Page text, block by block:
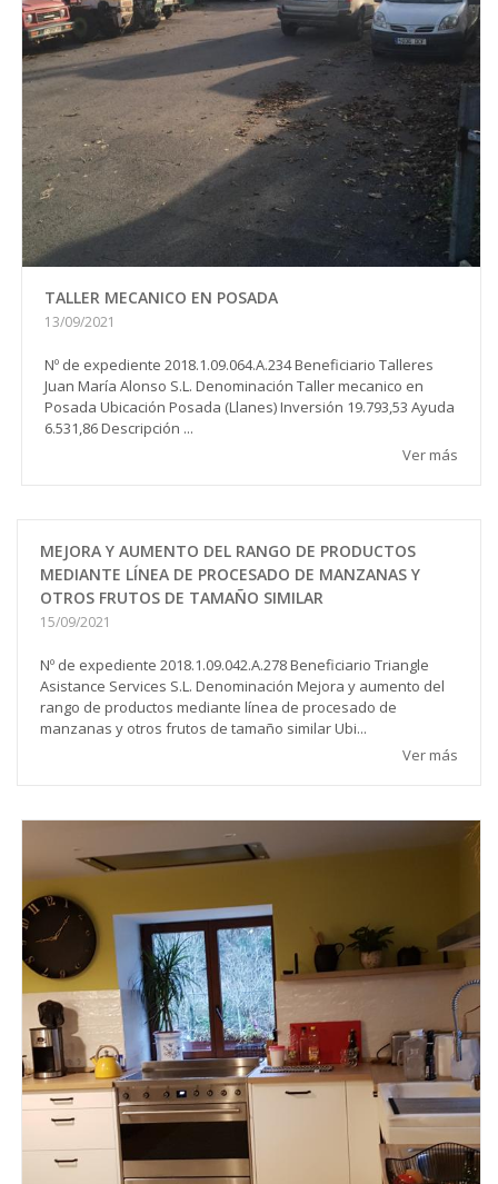
TALLER MECANICO EN POSADA
13/09/2021
Nº de expediente 2018.1.09.064.A.234 Beneficiario Talleres
Juan María Alonso S.L. Denominación Taller mecanico en
Posada Ubicación Posada (Llanes) Inversión 19.793,53 Ayuda
6.531,86 Descripción ...
Ver más
MEJORA Y AUMENTO DEL RANGO DE PRODUCTOS
MEDIANTE LÍNEA DE PROCESADO DE MANZANAS Y
OTROS FRUTOS DE TAMAÑO SIMILAR
15/09/2021
Nº de expediente 2018.1.09.042.A.278 Beneficiario Triangle
Asistance Services S.L. Denominación Mejora y aumento del
rango de productos mediante línea de procesado de
manzanas y otros frutos de tamaño similar Ubi...
Ver más